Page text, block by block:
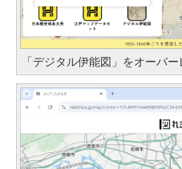
「デジタル伊能図」をオーバ